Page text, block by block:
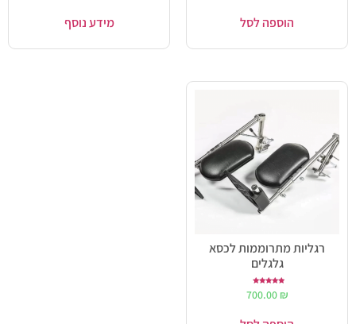
הוספה לסל מידע נוסף
רגליות מתרוממות לכסא
גלגלים
5.00
700.00 ₪